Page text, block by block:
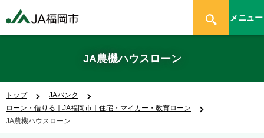
メニュー
JA農機ハウスローン
トップ
JAバンク
ローン・借りる｜JA福岡市｜住宅・マイカー・教育ローン
JA農機ハウスローン